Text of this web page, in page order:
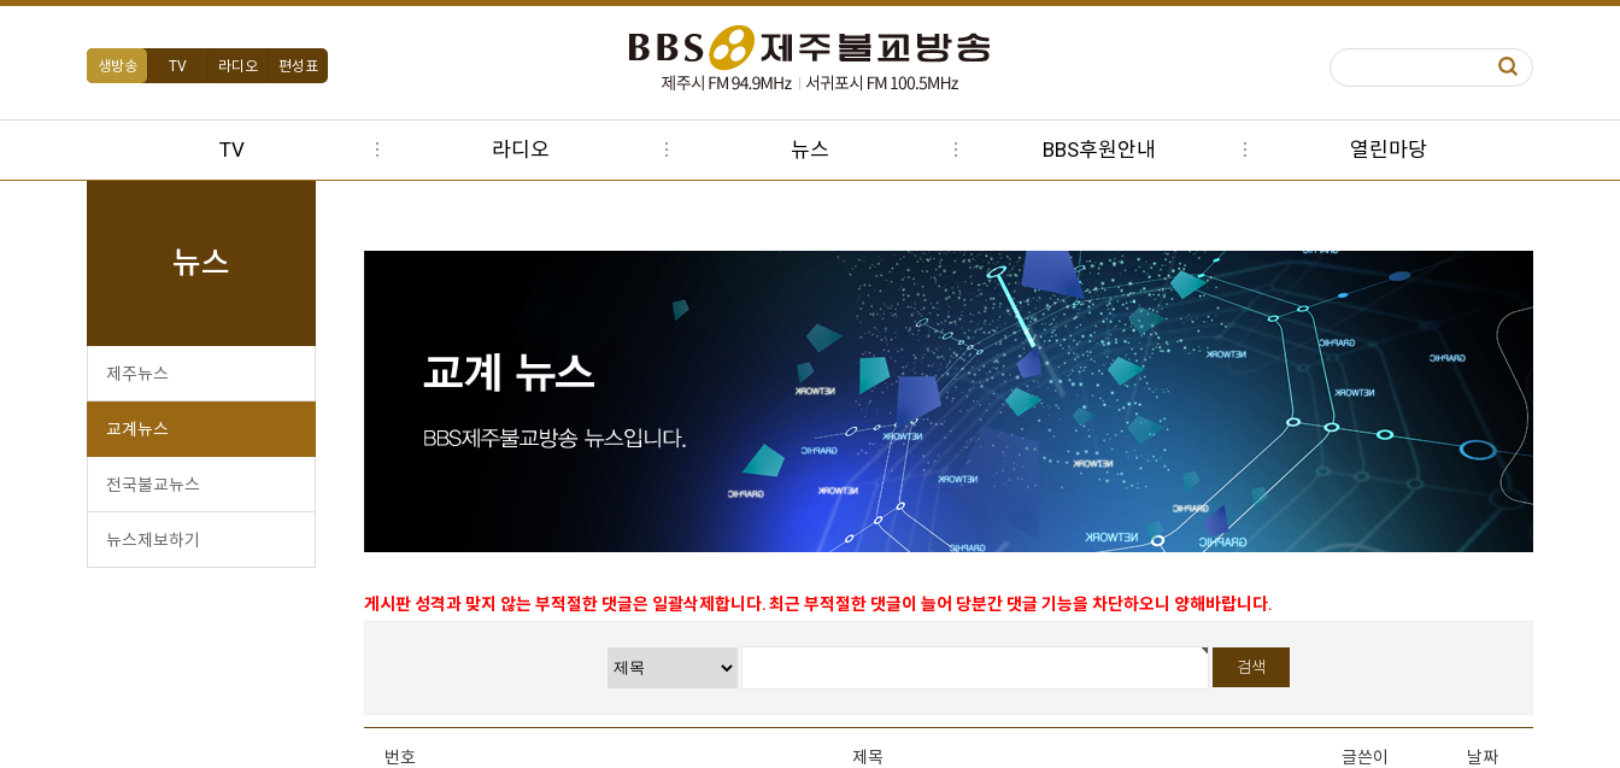
생방송 TV 라디오 편성표
TV 라디오 뉴스 BBS후원안내 열린마당
뉴스
제주뉴스
교계뉴스
전국불교뉴스
뉴스제보하기
게시판 성격과 맞지 않는 부적절한 댓글은 일괄삭제합니다. 최근 부적절한 댓글이 늘어 당분간 댓글 기능을 차단하오니 양해바랍니다.
번호 제목 글쓴이 날짜